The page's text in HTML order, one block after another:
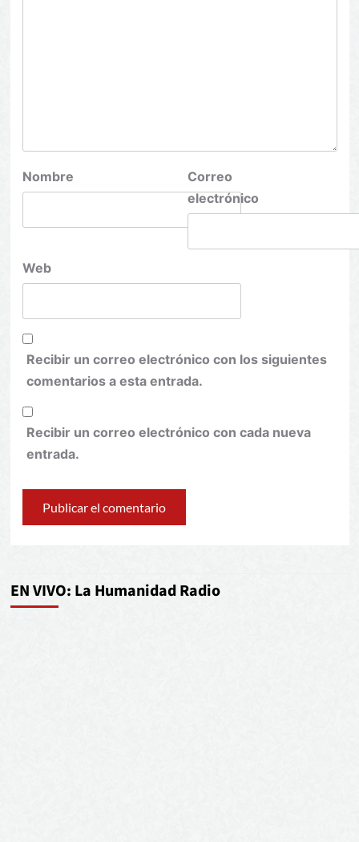
Nombre
Correo
electrónico
Web
Recibir un correo electrónico con los siguientes
comentarios a esta entrada.
Recibir un correo electrónico con cada nueva
entrada.
EN VIVO: La Humanidad Radio